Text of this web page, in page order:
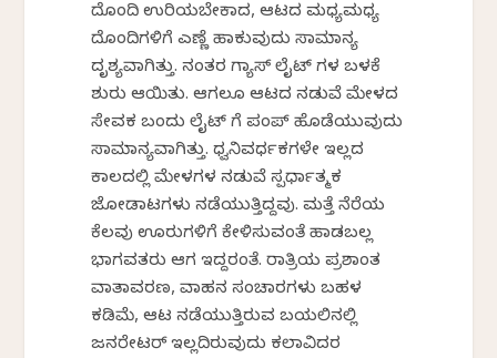
ದೊಂದಿ ಉರಿಯಬೇಕಾದ, ಆಟದ ಮಧ್ಯಮಧ್ಯ
ದೊಂದಿಗಳಿಗೆ ಎಣ್ಣೆ ಹಾಕುವುದು ಸಾಮಾನ್ಯ
ದೃಶ್ಯವಾಗಿತ್ತು. ನಂತರ ಗ್ಯಾಸ್ ಲೈಟ್ ಗಳ ಬಳಕೆ
ಶುರು ಆಯಿತು. ಆಗಲೂ ಆಟದ ನಡುವೆ ಮೇಳದ
ಸೇವಕ ಬಂದು ಲೈಟ್ ಗೆ ಪಂಪ್ ಹೊಡೆಯುವುದು
ಸಾಮಾನ್ಯವಾಗಿತ್ತು. ಧ್ವನಿವರ್ಧಕಗಳೇ ಇಲ್ಲದ
ಕಾಲದಲ್ಲಿ ಮೇಳಗಳ ನಡುವೆ ಸ್ಪರ್ಧಾತ್ಮಕ
ಜೋಡಾಟಗಳು ನಡೆಯುತ್ತಿದ್ದವು. ಮತ್ತೆ ನೆರೆಯ
ಕೆಲವು ಊರುಗಳಿಗೆ ಕೇಳಿಸುವಂತೆ ಹಾಡಬಲ್ಲ
ಭಾಗವತರು ಆಗ ಇದ್ದರಂತೆ. ರಾತ್ರಿಯ ಪ್ರಶಾಂತ
ವಾತಾವರಣ, ವಾಹನ ಸಂಚಾರಗಳು ಬಹಳ
ಕಡಿಮೆ, ಆಟ ನಡೆಯುತ್ತಿರುವ ಬಯಲಿನಲ್ಲಿ
ಜನರೇಟರ್ ಇಲ್ಲದಿರುವುದು ಕಲಾವಿದರ